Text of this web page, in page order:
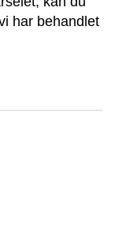
har behandlet